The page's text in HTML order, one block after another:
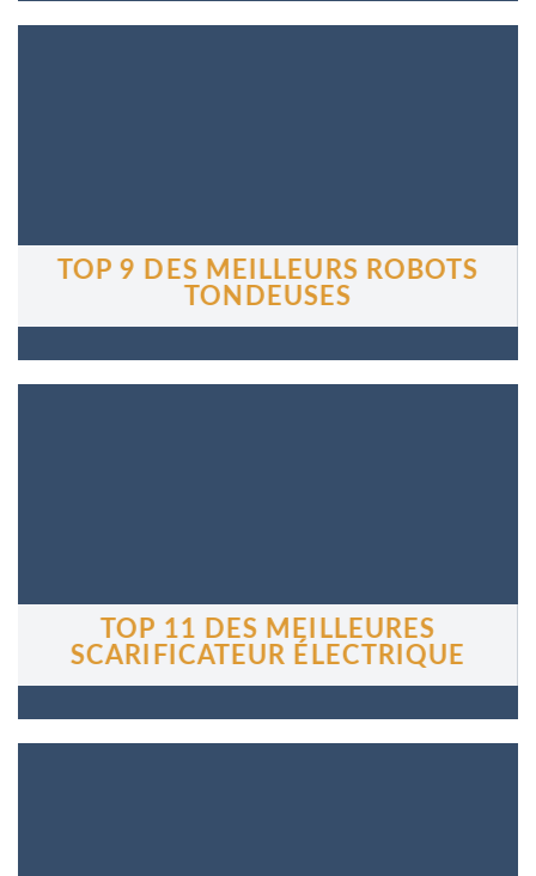
TOP 9 DES MEILLEURS ROBOTS
TONDEUSES
TOP 11 DES MEILLEURES
SCARIFICATEUR ÉLECTRIQUE